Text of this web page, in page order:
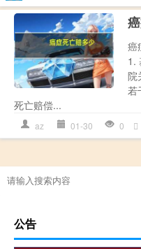
癌
1.
院
若
死亡赔偿...
az 01-30 0
公告